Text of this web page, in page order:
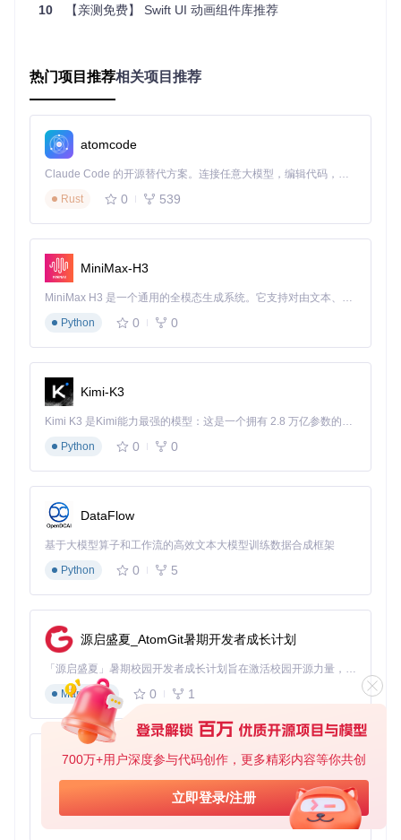
700万+用户深度参与代码创作，更多精彩内容等你共创
立即登录/注册
角落都充满惊喜！
Adaptive-Tab-Bar-Colour 下载源代码
10 【亲测免费】 Swift UI 动画组件库推荐
热门项目推荐相关项目推荐
atomcode
Claude Code 的开源替代方案。连接任意大模型，编辑代码，运行命令，自动验证 — 全自动执行。用 Rust 构建，极致性能。 ｜ An open-source alternative to Claude Code. Connect any LLM, edit code, run commands, and verify changes — autonomously. Built in Rust for speed. Get Started
Rust
0 539
MiniMax-H3
MiniMax H3 是一个通用的全模态生成系统。它支持对由文本、图像、视频和音频组成的多模态上下文进行统一理解，并能生成分辨率高达 2K、时长可达 15 秒的带原生立体声音频的视频。得益于面向任务泛化的系统设计，H3 在预训练阶段就已具备广泛的多模态上下文理解与生成能力，能够出色地执行复杂的多模态指令。
Python
0 0
Kimi-K3
Kimi K3 是Kimi能力最强的模型：这是一个拥有 2.8 万亿参数的混合专家（MoE）模型，具备原生视觉理解能力，并支持 100 万 token 的上下文窗口。
Python
0 0
DataFlow
基于大模型算子和工作流的高效文本大模型训练数据合成框架
Python
0 5
源启盛夏_AtomGit暑期开发者成长计划
「源启盛夏」暑期校园开发者成长计划旨在激活校园开源力量，通过积分激励、认证扶持、资源倾斜等形式，引导高校组织和开发者完成「入驻 — 建项目 — 做贡献 — 获认证 — 得资源」的完整闭环。无论你是想带领社团入驻平台的组织者，还是希望用代码贡献证明自己的开发者，都能在这里找到属于你的成长路径。
Markdown
0 1
py-xiaozhi
基于Python的Xiaozhi AI，适用于想要完整Xiaozhi体验而无需拥有专用硬件的用户。
Python
0 1